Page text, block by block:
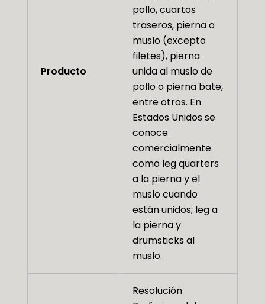
Producto
pollo, cuartos
traseros, pierna o
muslo (excepto
filetes), pierna
unida al muslo de
pollo o pierna bate,
entre otros. En
Estados Unidos se
conoce
comercialmente
como leg quarters
a la pierna y el
muslo cuando
están unidos; leg a
la pierna y
drumsticks al
muslo.
Resolución